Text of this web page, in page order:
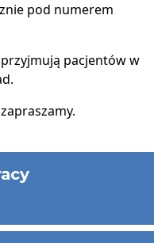
pod numerem
pacjentów w